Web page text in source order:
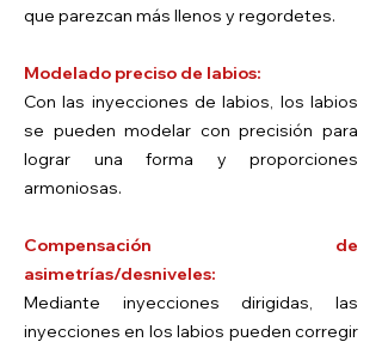
que parezcan más llenos y regordetes.
Modelado preciso de labios:
Con las inyecciones de labios, los labios
se pueden modelar con precisión para
lograr una forma y proporciones
armoniosas.
Compensación de
asimetrías/desniveles:
Mediante inyecciones dirigidas, las
inyecciones en los labios pueden corregir